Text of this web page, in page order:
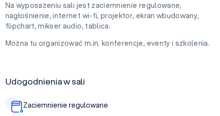
Na wyposażeniu sali jest zaciemnienie regulowane,
nagłośnienie, internet wi-fi, projektor, ekran wbudowany,
flipchart, mikser audio, tablica.
Można tu organizować m.in. konferencje, eventy i szkolenia.
Udogodnienia w sali
Zaciemnienie regulowane